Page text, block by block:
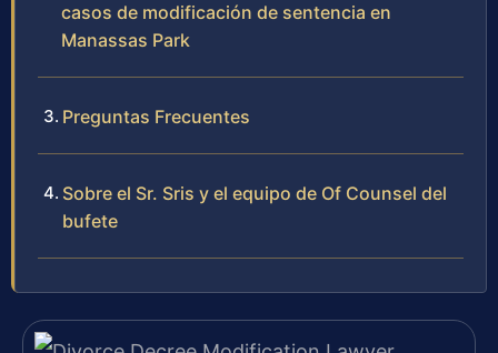
casos de modificación de sentencia en
Manassas Park
Preguntas Frecuentes
Sobre el Sr. Sris y el equipo de Of Counsel del
bufete